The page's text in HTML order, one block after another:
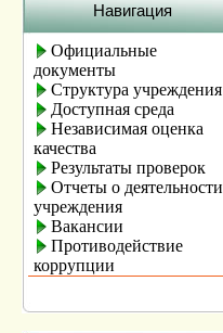
Навигация
Официальные
документы
Структура учреждения
Доступная среда
Независимая оценка
качества
Результаты проверок
Отчеты о деятельности
учреждения
Вакансии
Противодействие
коррупции